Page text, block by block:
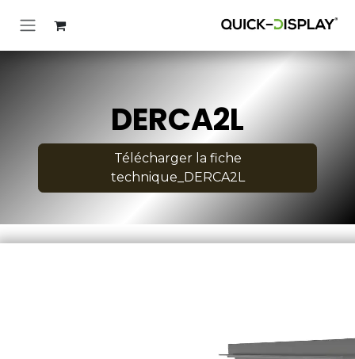
DERCA2L
Télécharger la fiche
technique_DERCA2L